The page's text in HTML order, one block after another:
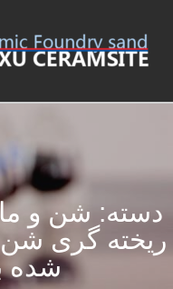
شن و
گری شن
شده با